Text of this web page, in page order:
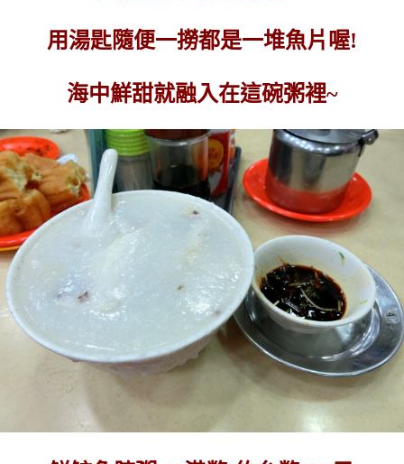
用湯匙隨便一撈都是一堆魚片喔!
海中鮮甜就融入在這碗粥裡~